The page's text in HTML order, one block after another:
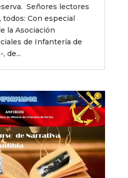
Señores lectores
Con especial
la Asociación
de Infantería de
de...